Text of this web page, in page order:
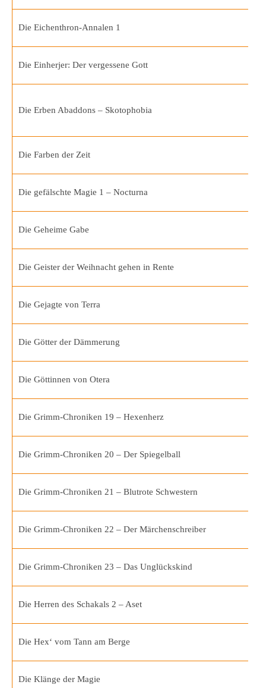
Die Eichenthron-Annalen 1
Die Einherjer: Der vergessene Gott
Die Erben Abaddons – Skotophobia
Die Farben der Zeit
Die gefälschte Magie 1 – Nocturna
Die Geheime Gabe
Die Geister der Weihnacht gehen in Rente
Die Gejagte von Terra
Die Götter der Dämmerung
Die Göttinnen von Otera
Die Grimm-Chroniken 19 – Hexenherz
Die Grimm-Chroniken 20 – Der Spiegelball
Die Grimm-Chroniken 21 – Blutrote Schwestern
Die Grimm-Chroniken 22 – Der Märchenschreiber
Die Grimm-Chroniken 23 – Das Unglückskind
Die Herren des Schakals 2 – Aset
Die Hex‘ vom Tann am Berge
Die Klänge der Magie